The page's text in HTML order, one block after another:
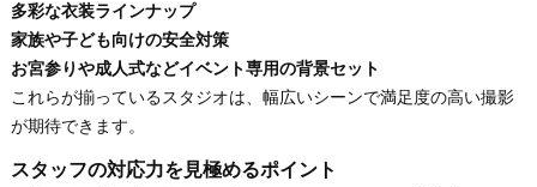
多彩な衣装ラインナップ
家族や子ども向けの安全対策
お宮参りや成人式などイベント専用の背景セット
これらが揃っているスタジオは、幅広いシーンで満足度の高い撮影
が期待できます。
スタッフの対応力を見極めるポイント